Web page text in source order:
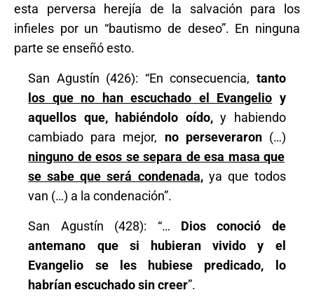
esta perversa herejía de la salvación para los
infieles por un “bautismo de deseo”. En ninguna
parte se enseñó esto.
San Agustín (426): “En consecuencia, tanto
los que no han escuchado el Evangelio y
aquellos que, habiéndolo oído,y habiendo
cambiado para mejor, no perseveraron(…)
ninguno de esos se separa de esa masa que
se sabe que será condenada,ya que todos
van (…) a la condenación”.
San Agustín (428): “… Dios conoció de
antemano que si hubieran vivido y el
Evangelio se les hubiese predicado, lo
habrían escuchado sin creer”.